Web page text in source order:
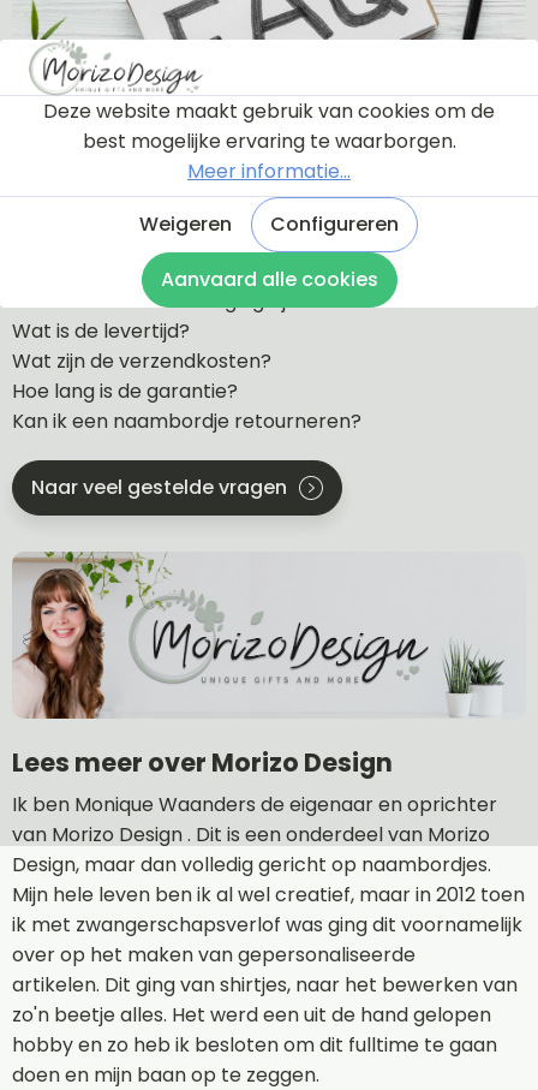
Veelgestelde vragen
Krijg ik eerst een proefdruk te zien?
Welke soorten bevestiging zijn er?
Wat is de levertijd?
Wat zijn de verzendkosten?
Hoe lang is de garantie?
Kan ik een naambordje retourneren?
Naar veel gestelde vragen
Lees meer over Morizo Design
Ik ben Monique Waanders de eigenaar en oprichter
van Morizo Design . Dit is een onderdeel van Morizo
Design, maar dan volledig gericht op naambordjes.
Mijn hele leven ben ik al wel creatief, maar in 2012 toen
ik met zwangerschapsverlof was ging dit voornamelijk
over op het maken van gepersonaliseerde
artikelen. Dit ging van shirtjes, naar het bewerken van
zo'n beetje alles. Het werd een uit de hand gelopen
hobby en zo heb ik besloten om dit fulltime te gaan
doen en mijn baan op te zeggen.
Deze website maakt gebruik van cookies om de
best mogelijke ervaring te waarborgen.
Meer informatie...
Weigeren
Configureren
Aanvaard alle cookies